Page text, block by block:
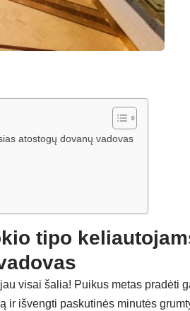
atostogų dovanų vadovas
tipo
visai šalia! Puikus metas pradėti
ir išvengti paskutinės minutės